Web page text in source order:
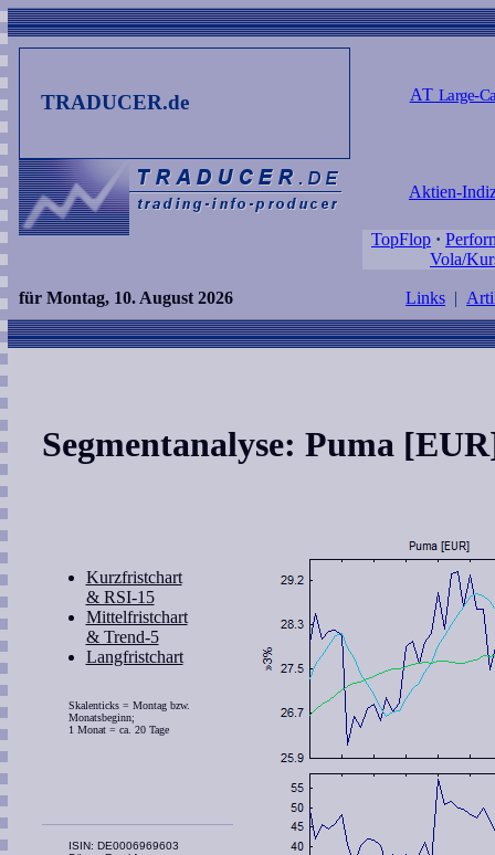
TRADUCER.de AT Large-
Aktien-
TopFlop ·
Vola/
für Montag, 10. August 2026 Links |
Segmentanalyse: Puma
Kurzfristchart
& RSI-15
Mittelfristchart
& Trend-5
Langfristchart
Skalenticks = Montag bzw.
Monatsbeginn;
1 Monat = ca. 20 Tage
ISIN: DE0006969603